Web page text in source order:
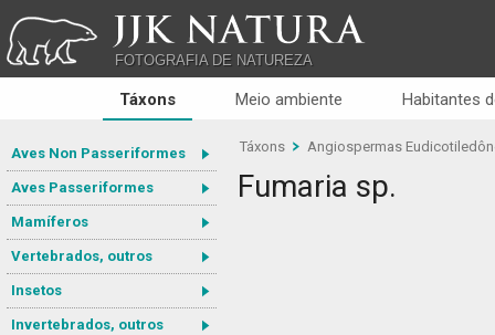
JJK NATURA
FOTOGRAFIA DE NATUREZA
Táxons Meio ambiente Habitantes
Aves Non Passeriformes
Aves Passeriformes
Mamíferos
Vertebrados, outros
Insetos
Invertebrados, outros
Táxons Angiospermas
Fumaria sp.